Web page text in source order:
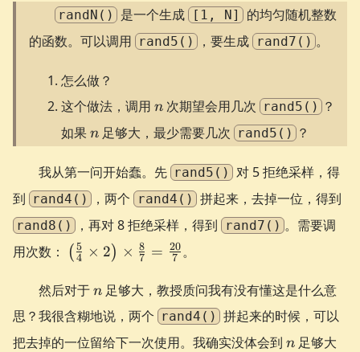
randN() 是一个生成 [1, N] 的均匀随机整数
的函数。可以调用 rand5() ，要生成 rand7() 。
怎么做？
这个做法，调用 n
n 次期望会用几次 rand5() ？
如果n
n 足够大，最少需要几次 rand5() ？
我从第一问开始蠢。先 rand5() 对 5 拒绝采样，得
到 rand4() ，两个 rand4() 拼起来，去掉一位，得到
rand8() ，再对 8 拒绝采样，得到 rand7() 。需要调
用次数：
\left(
\frac{5}
{4}
\times 2
\right)
\times
( 4
5 × 2) × 7
8 = 7
20 。
然后对于n
n 足够大，教授质问我有没有懂这是什么意
思？我很含糊地说，两个 rand4() 拼起来的时候，可以
把去掉的一位留给下一次使用。我确实没体会到 n
n 足够大